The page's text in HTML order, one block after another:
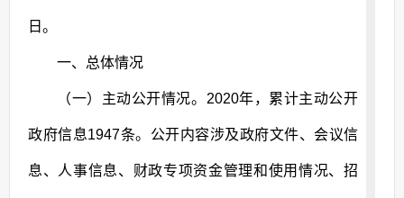
日。
一、总体情况
（一）主动公开情况。2020年，累计主动公开
政府信息1947条。公开内容涉及政府文件、会议信
息、人事信息、财政专项资金管理和使用情况、招